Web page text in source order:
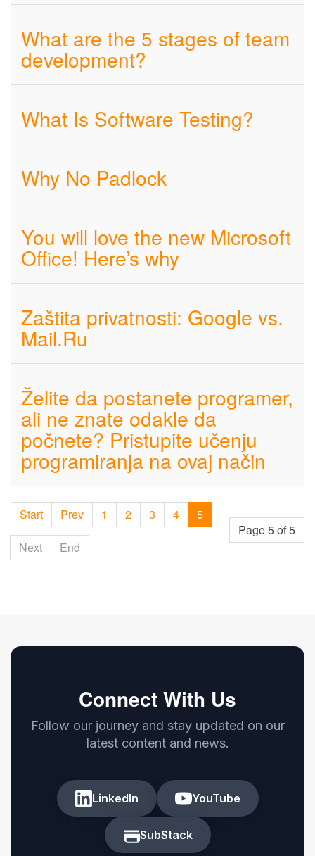
What are the 5 stages of team
development?
What Is Software Testing?
Why No Padlock
You will love the new Microsoft
Office! Here’s why
Zaštita privatnosti: Google vs.
Mail.Ru
Želite da postanete programer,
ali ne znate odakle da
počnete? Pristupite učenju
programiranja na ovaj način
Page 5 of 5
Start Prev 1 2 3 4 5
Next End
Connect With Us
Follow our journey and stay updated on our
latest content and news.
LinkedIn YouTube
SubStack